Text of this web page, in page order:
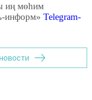
иң мөһим
информ» Telegram-